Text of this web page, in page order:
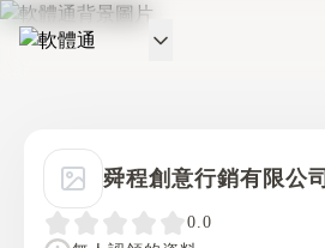
軟體通
舜程創意行銷有限公司
0.0